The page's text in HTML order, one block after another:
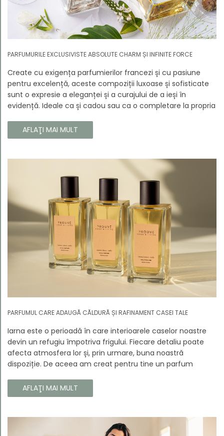
PARFUMURILE EXCLUSIVISTE ABSOLUTE CHARM ȘI INFINITE FORCE
Create cu exigența parfumierilor francezi și cu pasiune
pentru excelență, aceste compoziții luxoase și sofisticate
sunt o expresie a eleganței și a curajului de a ieși în
evidență. Ideale ca și cadou sau ca o completare la propria
să atragă atenția și să emane un caracter unic și puternic.
AFLAŢI MAI MULT
PARFUMUL CARE ADAUGĂ CĂLDURĂ ȘI RAFINAMENT CASEI TALE
Iarna este o perioadă în care interioarele caselor noastre
devin un refugiu împotriva frigului. Fiecare detaliu poate
afecta atmosfera lor și, prin urmare, buna noastră
dispoziție. De aceea am creat pentru tine un parfum
fiecare colț al casei tale cu căldura și magia aromelor de
iarnă. Noua noastră compoziție combină notele picante și
interiorul casei tale. Te va face să vrei ca momentele
trecătoare ale iernii să dureze mai mult timp.
AFLAŢI MAI MULT